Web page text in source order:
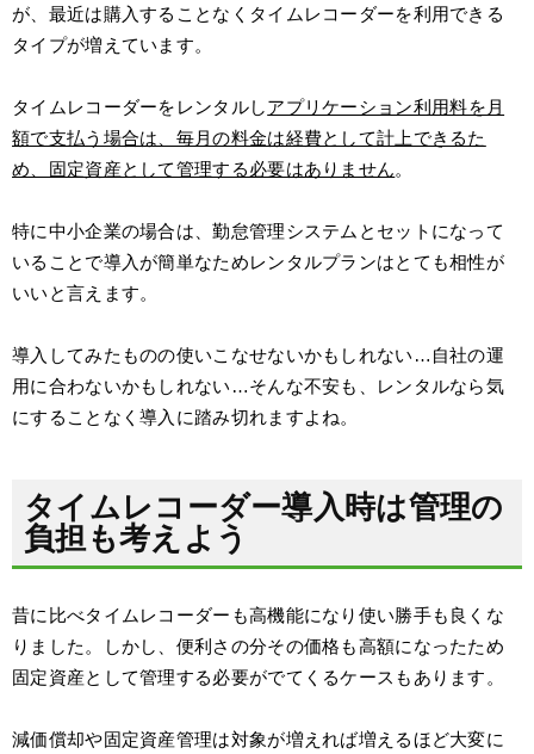
が、最近は購入することなくタイムレコーダーを利用できる
タイプが増えています。
タイムレコーダーをレンタルしアプリケーション利用料を月
額で支払う場合は、毎月の料金は経費として計上できるた
め、固定資産として管理する必要はありません。
特に中小企業の場合は、勤怠管理システムとセットになって
いることで導入が簡単なためレンタルプランはとても相性が
いいと言えます。
導入してみたものの使いこなせないかもしれない…自社の運
用に合わないかもしれない…そんな不安も、レンタルなら気
にすることなく導入に踏み切れますよね。
タイムレコーダー導入時は管理の
負担も考えよう
昔に比べタイムレコーダーも高機能になり使い勝手も良くな
りました。しかし、便利さの分その価格も高額になったため
固定資産として管理する必要がでてくるケースもあります。
減価償却や固定資産管理は対象が増えれば増えるほど大変に